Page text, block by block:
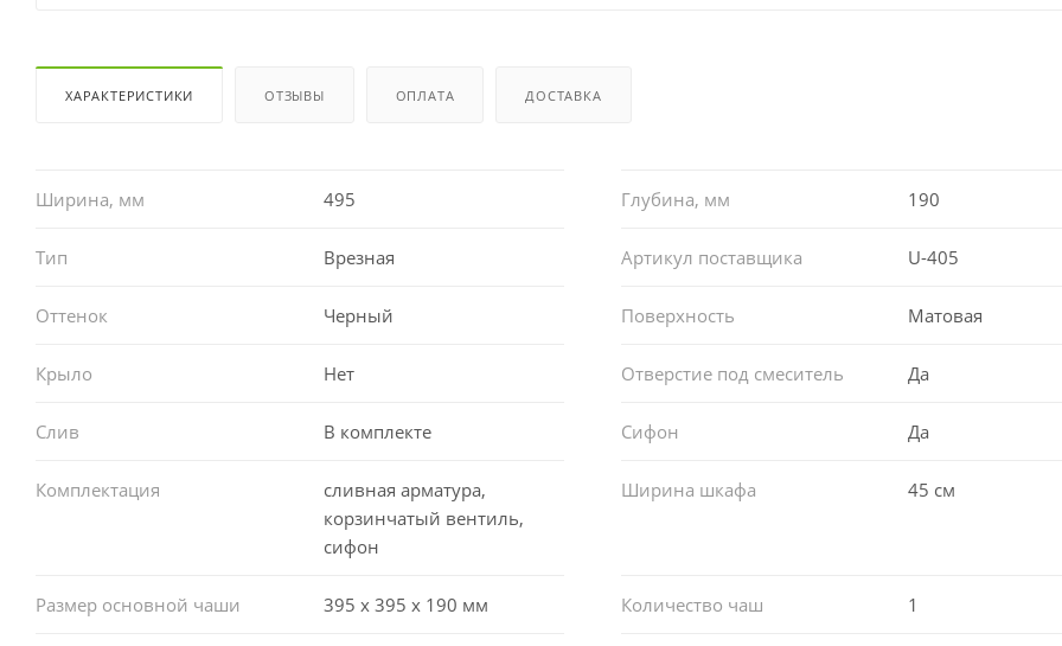
ХАРАКТЕРИСТИКИ ОТЗЫВЫ ОПЛАТА ДОСТАВКА
Ширина, мм 495 Глубина, мм 190
Тип Врезная Артикул поставщика U-405
Оттенок Черный Поверхность Матовая
Крыло Нет Отверстие под смеситель Да
Слив В комплекте Сифон Да
Комплектация
сливная арматура,
корзинчатый вентиль,
сифон
Ширина шкафа 45 см
Размер основной чаши 395 х 395 х 190 мм Количество чаш 1